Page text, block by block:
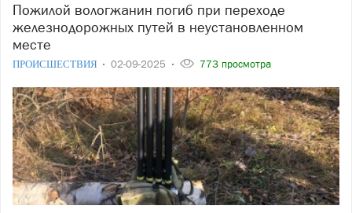
Пожилой вологжанин погиб при переходе
железнодорожных путей в неустановленном
месте
ПРОИСШЕСТВИЯ 02-09-2025 773 просмотра